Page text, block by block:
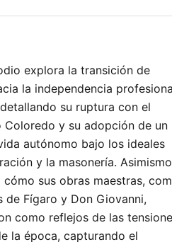
Son relatos
de la narración y
con la historia
otro lugar. Muchos
lo escuchan de
una forma de
envolver por el
de dormir, y te diré
haces me harás sentir
explora la transición de
la independencia
su ruptura con el
Coloredo y su adopción de un
autónomo bajo los ideales
y la masonería.
cómo sus obras maestras,
de Fígaro y Don Giovanni,
como reflejos de las
la época, capturando el